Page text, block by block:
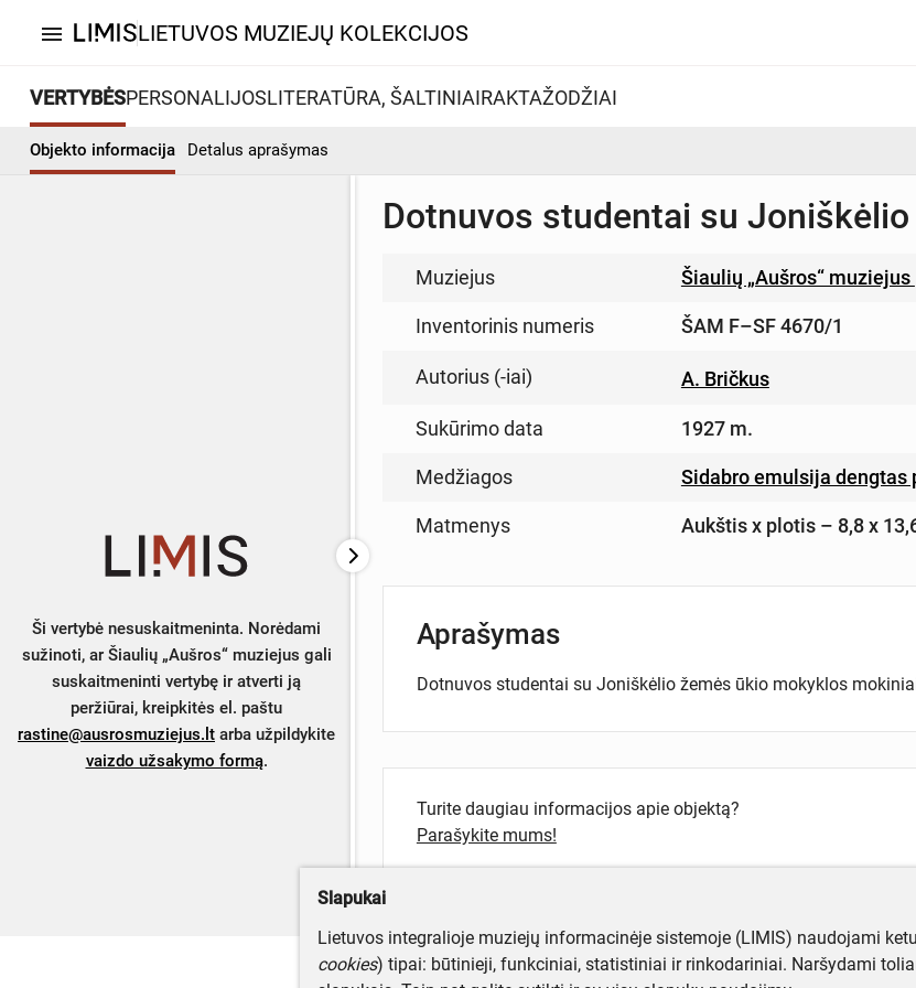
menu LIETUVOS MUZIEJŲ KOLEKCIJOS
VERTYBĖSPERSONALIJOSLITERATŪRA, ŠALTINIAIRAKTAŽODŽIAI
Objekto informacija Detalus aprašymas
Ši vertybė nesuskaitmeninta. Norėdami
sužinoti, ar Šiaulių „Aušros“ muziejus gali
suskaitmeninti vertybę ir atverti ją
peržiūrai, kreipkitės el. paštu
rastine@ausrosmuziejus.lt arba užpildykite
vaizdo užsakymo formą.
Dotnuvos studentai su
Muziejus Šiaulių „Aušros“ muziejus
Inventorinis numeris ŠAM F–SF 4670/1
Autorius (-iai) A. Bričkus
Sukūrimo data 1927 m.
Medžiagos Sidabro emulsija dengtas
Matmenys Aukštis x plotis – 8,8 x
Aprašymas
Dotnuvos studentai su Joniškėlio žemės ūkio mokyklos
Turite daugiau informacijos apie objektą?
Parašykite mums!
Slapukai
Lietuvos integralioje muziejų informacinėje sistemoje (LIMIS) naudojami
cookies) tipai: būtinieji, funkciniai, statistiniai ir rinkodariniai. Naršydami